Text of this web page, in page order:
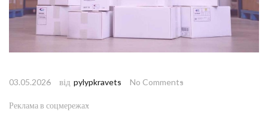
03.05.2026 від pylypkravets No Comments
Реклама в соцмережах